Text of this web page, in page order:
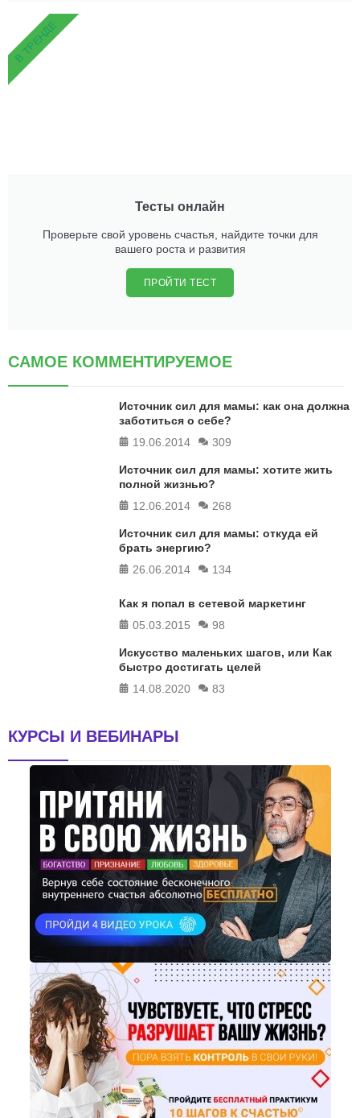
Тесты онлайн
Проверьте свой уровень счастья, найдите точки для
вашего роста и развития
ПРОЙТИ ТЕСТ
В ТРЕНДЕ
САМОЕ КОММЕНТИРУЕМОЕ
Источник сил для мамы: как она должна
заботиться о себе?
19.06.2014
309
Источник сил для мамы: хотите жить
полной жизнью?
12.06.2014
268
Источник сил для мамы: откуда ей
брать энергию?
26.06.2014
134
Как я попал в сетевой маркетинг
05.03.2015
98
Искусство маленьких шагов, или Как
быстро достигать целей
14.08.2020
83
КУРСЫ И ВЕБИНАРЫ